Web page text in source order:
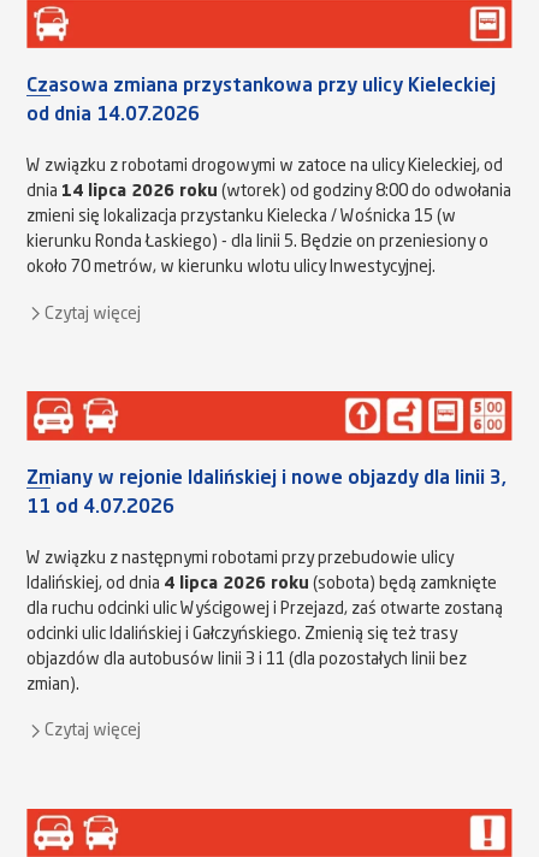
Czasowa zmiana przystankowa przy ulicy Kieleckiej
od dnia 14.07.2026
W związku z robotami drogowymi w zatoce na ulicy Kieleckiej, od
dnia 14 lipca 2026 roku (wtorek) od godziny 8:00 do odwołania
zmieni się lokalizacja przystanku Kielecka / Wośnicka 15 (w
kierunku Ronda Łaskiego) - dla linii 5. Będzie on przeniesiony o
około 70 metrów, w kierunku wlotu ulicy Inwestycyjnej.
Czytaj więcej
Zmiany w rejonie Idalińskiej i nowe objazdy dla linii 3,
11 od 4.07.2026
W związku z następnymi robotami przy przebudowie ulicy
Idalińskiej, od dnia 4 lipca 2026 roku (sobota) będą zamknięte
dla ruchu odcinki ulic Wyścigowej i Przejazd, zaś otwarte zostaną
odcinki ulic Idalińskiej i Gałczyńskiego. Zmienią się też trasy
objazdów dla autobusów linii 3 i 11 (dla pozostałych linii bez
zmian).
Czytaj więcej